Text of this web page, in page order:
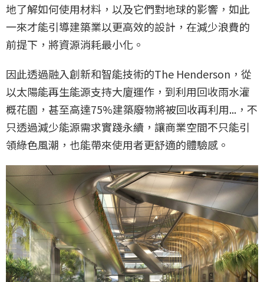
地了解如何使用材料，以及它們對地球的影響，如此
一來才能引導建築業以更高效的設計，在減少浪費的
前提下，將資源消耗最小化。
因此透過融入創新和智能技術的The Henderson，從
以太陽能再生能源支持大廈運作，到利用回收雨水灌
概花園，甚至高達75%建築廢物將被回收再利用...，不
只透過減少能源需求實踐永續，讓商業空間不只能引
領綠色風潮，也能帶來使用者更舒適的體驗感。